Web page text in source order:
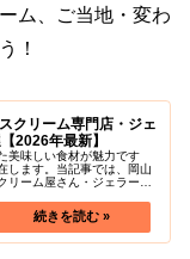
ム、ご当地・変わ
！
クリーム専門店・ジェ
2026年最新】
美味しい食材が魅力です
します。当記事では、岡山
リーム屋さん・ジェラート
ムを楽...